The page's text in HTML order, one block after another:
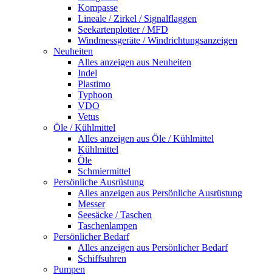
Kompasse
Lineale / Zirkel / Signalflaggen
Seekartenplotter / MFD
Windmessgeräte / Windrichtungsanzeigen
Neuheiten
Alles anzeigen aus Neuheiten
Indel
Plastimo
Typhoon
VDO
Vetus
Öle / Kühlmittel
Alles anzeigen aus Öle / Kühlmittel
Kühlmittel
Öle
Schmiermittel
Persönliche Ausrüstung
Alles anzeigen aus Persönliche Ausrüstung
Messer
Seesäcke / Taschen
Taschenlampen
Persönlicher Bedarf
Alles anzeigen aus Persönlicher Bedarf
Schiffsuhren
Pumpen